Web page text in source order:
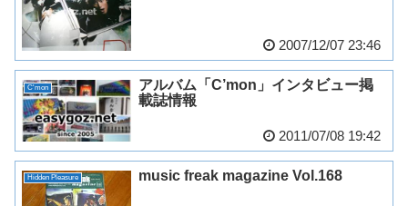
2007/12/07 23:46
C'mon
アルバム「C’mon」インタビュー掲
載誌情報
2011/07/08 19:42
Hidden Pleasure music freak magazine Vol.168